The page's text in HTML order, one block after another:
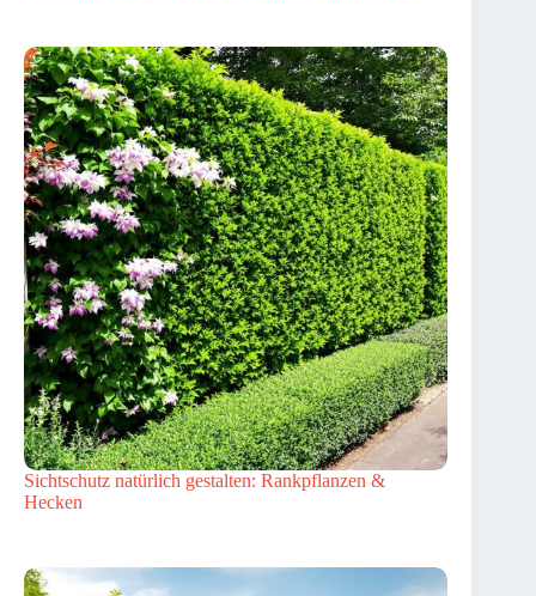
Sichtschutz natürlich gestalten: Rankpflanzen &
Hecken